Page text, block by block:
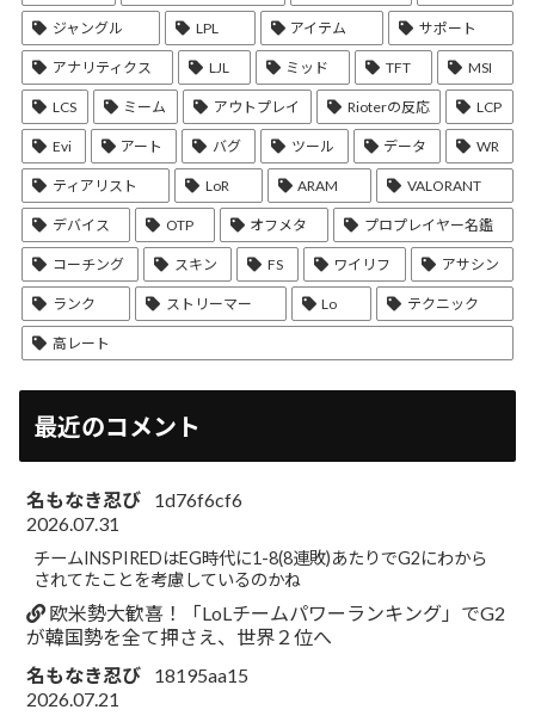
ジャングル LPL アイテム サポート
アナリティクス LJL ミッド TFT MSI
LCS ミーム アウトプレイ Rioterの反応 LCP
Evi アート バグ ツール データ WR
ティアリスト LoR ARAM VALORANT
デバイス OTP オフメタ プロプレイヤー名鑑
コーチング スキン FS ワイリフ アサシン
ランク ストリーマー Lo テクニック
高レート
最近のコメント
名もなき忍び
1d76f6cf6
2026.07.31
チームINSPIREDはEG時代に1-8(8連敗)あたりでG2にわから
されてたことを考慮しているのかね
欧米勢大歓喜！「LoLチームパワーランキング」でG2
が韓国勢を全て押さえ、世界２位へ
名もなき忍び
18195aa15
2026.07.21